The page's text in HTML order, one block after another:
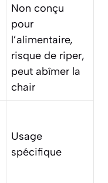
Non conçu
pour
l’alimentaire,
risque de riper,
peut abîmer la
chair
Usage
spécifique